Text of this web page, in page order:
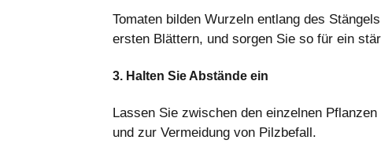
Tomaten bilden Wurzeln entlang des
ersten Blättern, und sorgen Sie so für ein
3. Halten Sie Abstände ein
Lassen Sie zwischen den einzelnen
und zur Vermeidung von Pilzbefall.